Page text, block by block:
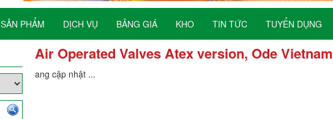
SẢN PHẨM DỊCH VỤ BẢNG GIÁ KHO TIN TỨC TUYỂN DỤNG
Air Operated Valves Atex version, Ode Vietnam
Đang cập nhật ...